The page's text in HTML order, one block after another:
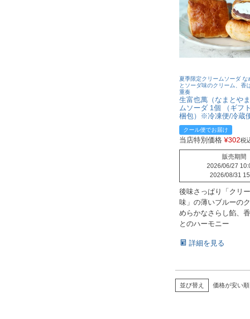
夏季限定クリームソーダ な
とソーダ味のクリーム、香
重奏
生富也萬（なまとや
ムソーダ 1個 （ギフ
梱包）※冷凍便/冷蔵
クール便でお届け
当店特別価格 ¥302税
販売期間
2026/06/27
2026/08/31
後味さっぱり「クリ
味」の薄いブルーの
めらかなさらし餡、
とのハーモニー
詳細を見る
並び替え 価格が安い順